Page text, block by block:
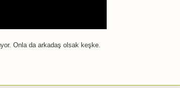
Onla da arkadaş olsak keşke.